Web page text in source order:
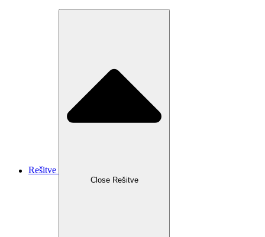
Rešitve
Close Rešitve